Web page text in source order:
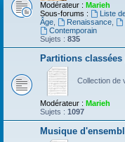
Modérateur : Marieh
Sous-forums :
Liste
Âge
Renaissance,
Contemporain
Sujets : 835
Partitions
Collection de
Modérateur : Marieh
Sujets : 1097
Musique